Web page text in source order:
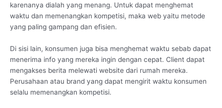
karenanya dialah yang menang. Untuk dapat menghemat
waktu dan memenangkan kompetisi, maka web yaitu metode
yang paling gampang dan efisien.
Di sisi lain, konsumen juga bisa menghemat waktu sebab dapat
menerima info yang mereka ingin dengan cepat. Client dapat
mengakses berita melewati website dari rumah mereka.
Perusahaan atau brand yang dapat mengirit waktu konsumen
selalu memenangkan kompetisi.